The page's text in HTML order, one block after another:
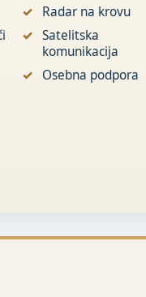
Radar na krovu
Satelitska
komunikacija
Osebna podpora